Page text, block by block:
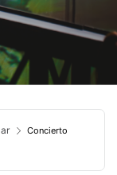
Concierto